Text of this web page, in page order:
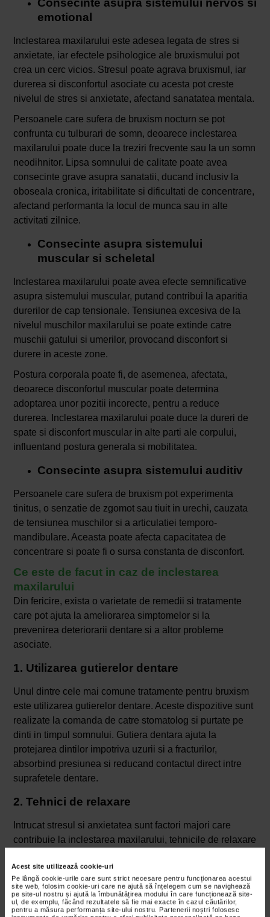
Acest site utilizează cookie-uri
Pe lângă cookie-urile care sunt strict necesare pentru funcționarea acestui
site web, folosim cookie-uri care ne ajută să înțelegem cum se navighează
pe site-ul nostru și ajută la îmbunătățirea modului în care funcționează site-
ul, de exemplu, făcând rezultatele să fie mai exacte în cazul căutărilor,
pentru a măsura performanța site-ului nostru. Partenerii noștri folosesc
emotional
Inclestarea maxilarului este adesea legata de stres si
anxietate, iar efectele psihologice ale bruxismului pot
crea un cerc vicios. Stresul poate agrava bruxismul, iar
durerea si disconfortul asociate cu acesta pot creste
nivelul de stres si anxietate, afectand sanatatea mentala.
Persoanele care sufera de bruxism nocturn se pot
confrunta cu tulburari de somn, deoarece inclestarea
maxilarului poate duce la treziri frecvente sau la un somn
neodihnitor. Lipsa somnului de calitate poate avea
consecinte grave asupra sanatatii, ducand inclusiv la
oboseala cronica, iritabilitate si dificultati de concentrare,
afectand performanta la locul de munca sau in alte
activitati zilnice.
Consecinte asupra sistemului
muscular si scheletal
Inclestarea maxilarului poate avea efecte semnificative
asupra sistemului muscular, putand contribui la aparitia
durerilor de cap tensionale. Tensiunea excesiva de la
nivelul muschilor maxilarului se poate extinde catre
muschii gatului si umerilor, provocand disconfort si
durere in aceste zone.
Postura corporala poate fi, de asemenea, afectata,
deoarece disconfortul muscular poate determina
adoptarea unor pozitii incorecte, pentru a reduce
durerea. Inclestarea maxilarului poate duce la dureri de
spate si disconfort muscular in alte parti ale corpului,
influentand postura generala si mobilitatea.
Consecinte asupra sistemului auditiv
Persoanele care sufera de bruxism pot experimenta
tinitus, o senzatie de zgomot sau tiuit in urechi, cauzata
de tensiunea muschilor si a articulatiei temporo-
mandibulare. Aceasta poate afecta capacitatea de
concentrare si poate fi o sursa constanta de disconfort.
Ce este de facut in caz de inclestarea
maxilarului
Din fericire, exista o varietate de remedii si tratamente
care pot ajuta la ameliorarea simptomelor si la
prevenirea deteriorarii dentare si a altor probleme
asociate.
1. Utilizarea gutierelor dentare
Unul dintre cele mai comune tratamente pentru bruxism
este utilizarea gutierelor dentare. Aceste dispozitive sunt
realizate la comanda de catre stomatolog si purtate pe
dinti in timpul somnului. Gutiera dentara ajuta la
protejarea dintilor impotriva uzurii si a fracturilor,
absorbind presiunea si reducand contactul direct intre
suprafetele dentare.
2. Tehnici de relaxare
Intrucat stresul si anxietatea sunt factori majori care
contribuie la inclestarea maxilarului, tehnicile de relaxare
respiratie profunda pot ajuta la reducerea nivelului de
stres si la relaxarea muschilor maxilarului. Crearea unei
rutine de relaxare inainte de culcare poate contribui la un
somn mai odihnitor si la reducerea incidentei scrasnirii